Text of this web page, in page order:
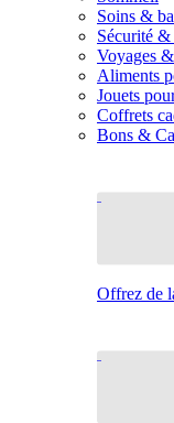
Soins &
Sécurité &
Voyages
Aliments
Jouets
Coffrets
Bons &
Offrez de